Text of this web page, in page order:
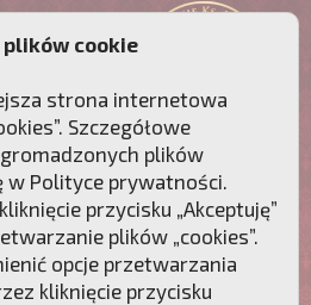
cookie
strona internetowa
Szczegółowe
plików
w Polityce prywatności.
przycisku „Akceptuję”
plików „cookies”.
opcje przetwarzania
kliknięcie przycisku